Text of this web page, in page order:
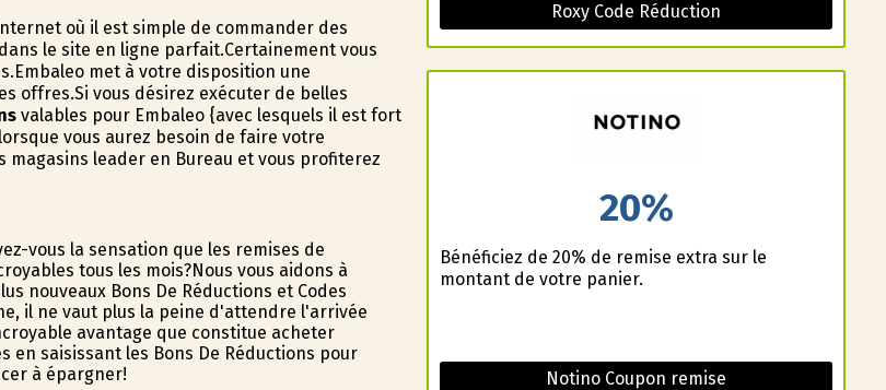
où il est simple de commander des
le site en ligne parfait.Certainement vous
met à votre disposition une
offres.Si vous désirez exécuter de belles
valables pour Embaleo {avec lesquels il est fort
vous aurez besoin de faire votre
magasins leader en Bureau et vous profiterez
vous la sensation que les remises de
tous les mois?Nous vous aidons à
nouveaux Bons De Réductions et Codes
il ne vaut plus la peine d'attendre l'arrivée
avantage que constitue acheter
en saisissant les Bons De Réductions pour
à épargner!
Roxy Code Réduction
20%
Bénéficiez de 20% de remise extra sur le
montant de votre panier.
Notino Coupon remise